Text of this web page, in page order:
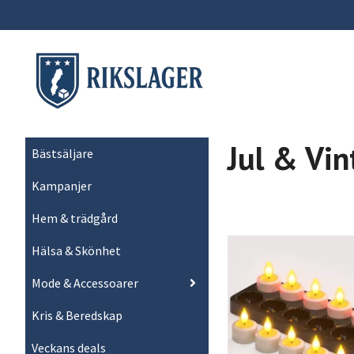
Bästsäljare
Kampanjer
Hem & trädgård
Hälsa & Skönhet
Mode & Accessoarer
Kris & Beredskap
Veckans deals
Jul &